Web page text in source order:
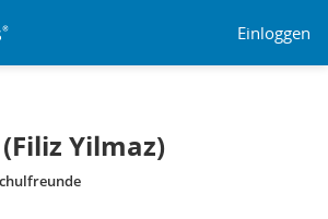
Einloggen
Yilmaz)